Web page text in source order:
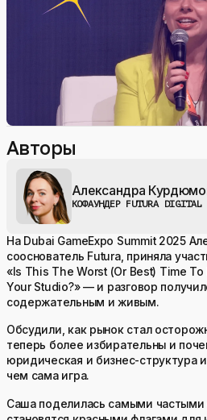
Авторы
Александра
КОФАУНДЕР FUTURA DIGITAL
На Dubai GameExpo Summit 2025
сооснователь Futura, приняла
«Is This The Worst (Or Best) Time
Your Studio?» — и разговор
содержательным и живым.
Обсудили, как рынок стал
теперь более избирательны и
юридическая и бизнес-структура
чем сама игра.
Саша поделилась самыми